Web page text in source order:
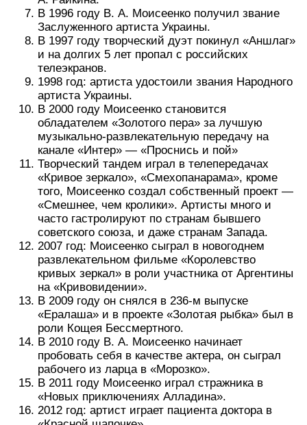
В 1996 году В. А. Моисеенко получил звание
Заслуженного артиста Украины.
В 1997 году творческий дуэт покинул «Аншлаг»
и на долгих 5 лет пропал с российских
телеэкранов.
1998 год: артиста удостоили звания Народного
артиста Украины.
В 2000 году Моисеенко становится
обладателем «Золотого пера» за лучшую
музыкально-развлекательную передачу на
канале «Интер» — «Проснись и пой»
Творческий тандем играл в телепередачах
«Кривое зеркало», «Смехопанарама», кроме
того, Моисеенко создал собственный проект —
«Смешнее, чем кролики». Артисты много и
часто гастролируют по странам бывшего
советского союза, и даже странам Запада.
2007 год: Моисеенко сыграл в новогоднем
развлекательном фильме «Королевство
кривых зеркал» в роли участника от Аргентины
на «Кривовидении».
В 2009 году он снялся в 236-м выпуске
«Ералаша» и в проекте «Золотая рыбка» был в
роли Кощея Бессмертного.
В 2010 году В. А. Моисеенко начинает
пробовать себя в качестве актера, он сыграл
рабочего из ларца в «Морозко».
В 2011 году Моисеенко играл стражника в
«Новых приключениях Алладина».
2012 год: артист играет пациента доктора в